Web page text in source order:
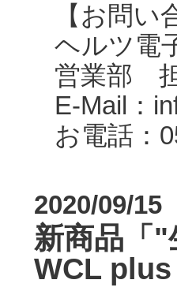
【お問い
ヘルツ電
営業部
E-Mail：
お電話：
2020/09/15
新商品「
WCL plus